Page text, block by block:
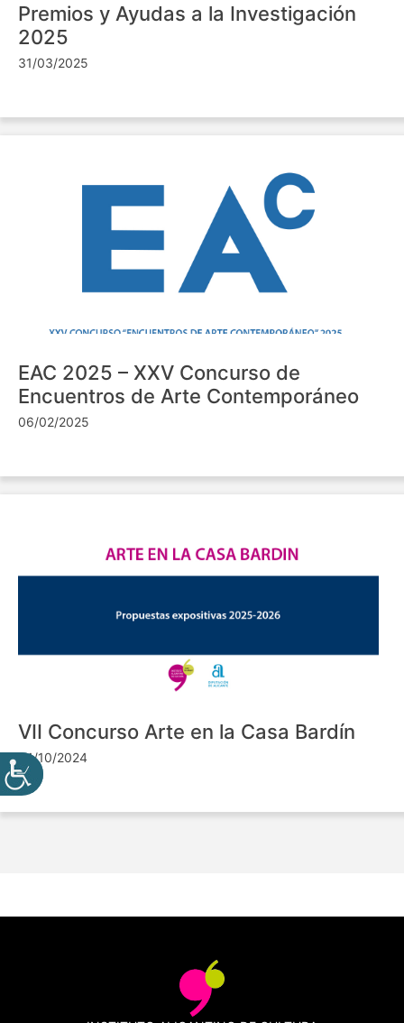
Premios y Ayudas a la Investigación
2025
31/03/2025
EAC 2025 – XXV Concurso de
Encuentros de Arte Contemporáneo
06/02/2025
VII Concurso Arte en la Casa Bardín
24/10/2024